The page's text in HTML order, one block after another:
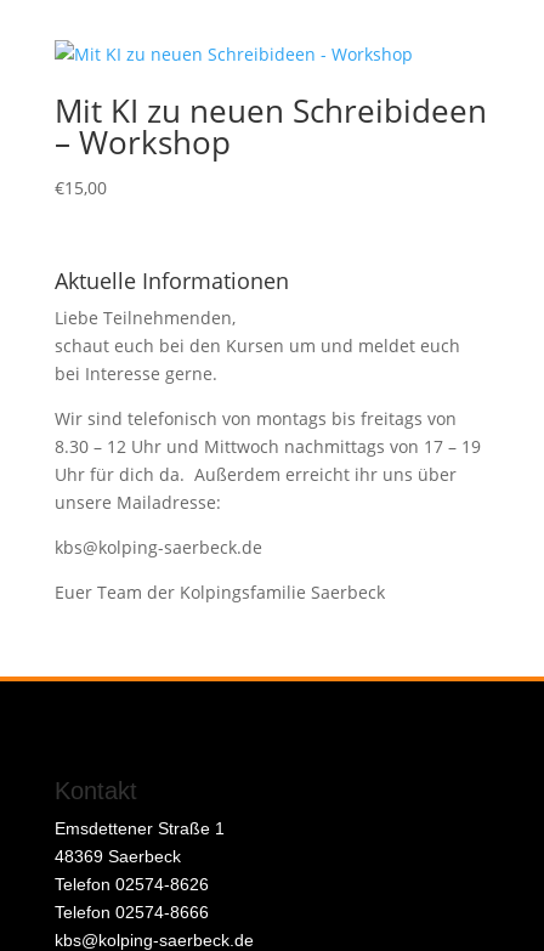
Mit KI zu neuen Schreibideen
– Workshop
€15,00
Aktuelle Informationen
Liebe Teilnehmenden,
schaut euch bei den Kursen um und meldet euch
bei Interesse gerne.
Wir sind telefonisch von montags bis freitags von
8.30 – 12 Uhr und Mittwoch nachmittags von 17 – 19
Uhr für dich da. Außerdem erreicht ihr uns über
unsere Mailadresse:
kbs@kolping-saerbeck.de
Euer Team der Kolpingsfamilie Saerbeck
Kontakt
Emsdettener Straße 1
48369 Saerbeck
Telefon 02574-8626
Telefon 02574-8666
kbs@kolping-saerbeck.de